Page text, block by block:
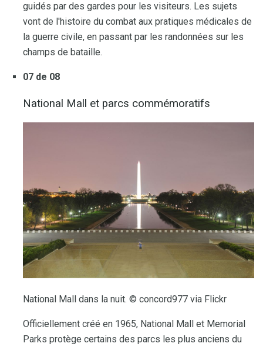
guidés par des gardes pour les visiteurs. Les sujets
vont de l'histoire du combat aux pratiques médicales de
la guerre civile, en passant par les randonnées sur les
champs de bataille.
07 de 08
National Mall et parcs commémoratifs
National Mall dans la nuit. © concord977 via Flickr
Officiellement créé en 1965, National Mall et Memorial
Parks protège certains des parcs les plus anciens du